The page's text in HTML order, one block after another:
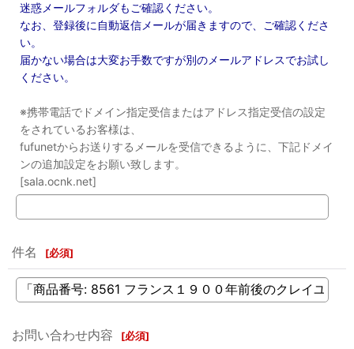
迷惑メールフォルダもご確認ください。
なお、登録後に自動返信メールが届きますので、ご確認くださ
い。
届かない場合は大変お手数ですが別のメールアドレスでお試し
ください。
※携帯電話でドメイン指定受信またはアドレス指定受信の設定
をされているお客様は、
fufunetからお送りするメールを受信できるように、下記ドメイ
ンの追加設定をお願い致します。
[sala.ocnk.net]
件名 [必須]
お問い合わせ内容 [必須]